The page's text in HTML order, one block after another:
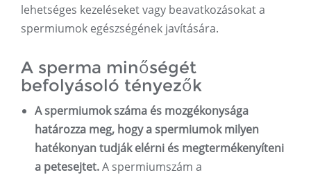
lehetséges kezeléseket vagy beavatkozásokat a
spermiumok egészségének javítására.
A sperma minőségét
befolyásoló tényezők
A spermiumok száma és mozgékonysága
határozza meg, hogy a spermiumok milyen
hatékonyan tudják elérni és megtermékenyíteni
a petesejtet.A spermiumszám a